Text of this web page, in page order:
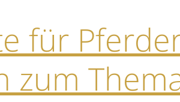
für
zum